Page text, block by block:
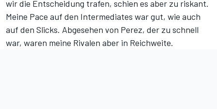
wir die Entscheidung trafen, schien es aber zu riskant.
Meine Pace auf den Intermediates war gut, wie auch
auf den Slicks. Abgesehen von Perez, der zu schnell
war, waren meine Rivalen aber in Reichweite.